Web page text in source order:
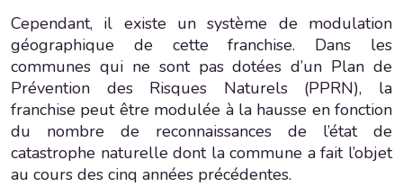
Cependant, il existe un système de modulation
géographique de cette franchise. Dans les
communes qui ne sont pas dotées d’un Plan de
Prévention des Risques Naturels (PPRN), la
franchise peut être modulée à la hausse en fonction
du nombre de reconnaissances de l’état de
catastrophe naturelle dont la commune a fait l’objet
au cours des cinq années précédentes.